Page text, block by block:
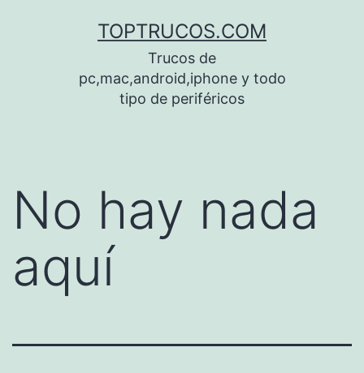
TOPTRUCOS.COM
Trucos de
pc,mac,android,iphone y todo
tipo de periféricos
No hay nada
aquí